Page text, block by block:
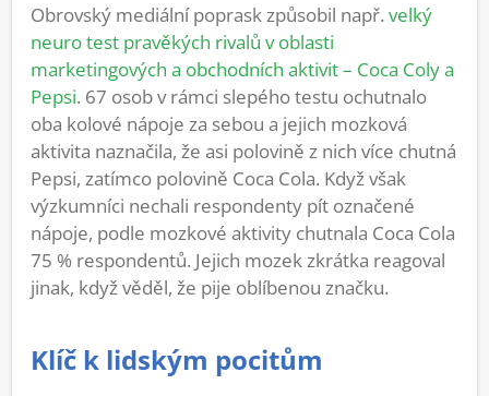
Obrovský mediální poprask způsobil např. velký
neuro test pravěkých rivalů v oblasti
marketingových a obchodních aktivit – Coca Coly a
Pepsi. 67 osob v rámci slepého testu ochutnalo
oba kolové nápoje za sebou a jejich mozková
aktivita naznačila, že asi polovině z nich více chutná
Pepsi, zatímco polovině Coca Cola. Když však
výzkumníci nechali respondenty pít označené
nápoje, podle mozkové aktivity chutnala Coca Cola
75 % respondentů. Jejich mozek zkrátka reagoval
jinak, když věděl, že pije oblíbenou značku.
Klíč k lidským pocitům